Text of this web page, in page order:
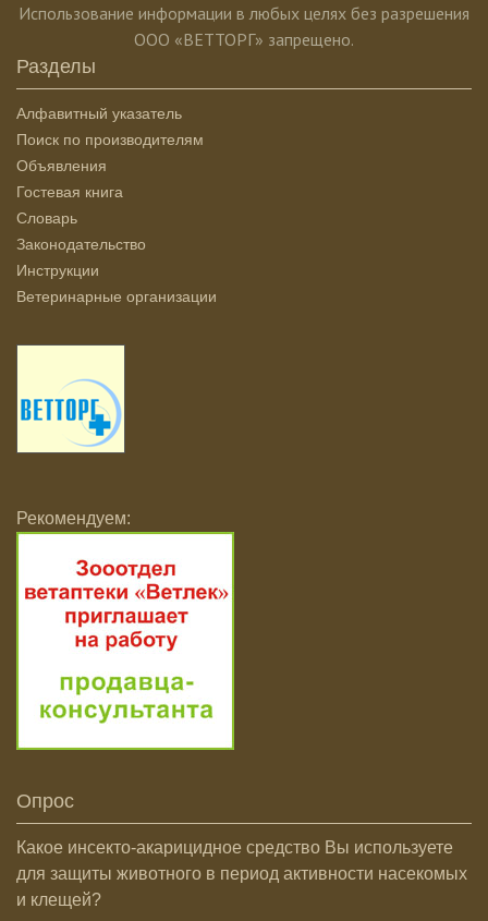
Использование информации в любых целях без разрешения
ООО «ВЕТТОРГ» запрещено.
Разделы
Алфавитный указатель
Поиск по производителям
Объявления
Гостевая книга
Словарь
Законодательство
Инструкции
Ветеринарные организации
Рекомендуем:
Опрос
Какое инсекто-акарицидное средство Вы используете
для защиты животного в период активности насекомых
и клещей?